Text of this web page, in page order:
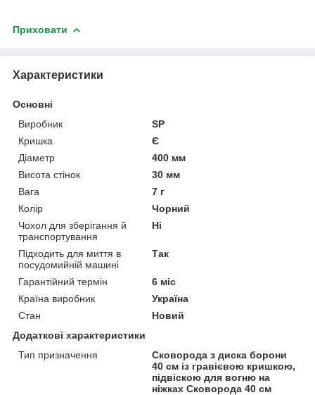
Приховати
Характеристики
Основні
Виробник
SP
Кришка
Є
Діаметр
400 мм
Висота стінок
30 мм
Вага
7 г
Колір
Чорний
Чохол для зберігання й
транспортування
Ні
Підходить для миття в
посудомийній машині
Так
Гарантійний термін
6 міс
Країна виробник
Україна
Стан
Новий
Додаткові характеристики
Тип призначення
Сковорода з диска борони
40 см із гравієвою кришкою,
підвіскою для вогню на
ніжках Сковорода 40 см